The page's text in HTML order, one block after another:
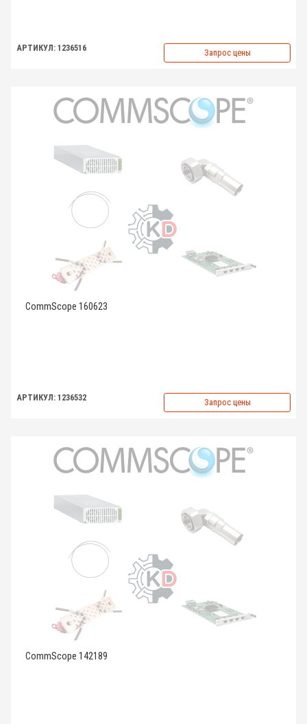
АРТИКУЛ: 1236516 Запрос цены
CommScope 160623
АРТИКУЛ: 1236532 Запрос цены
CommScope 142189